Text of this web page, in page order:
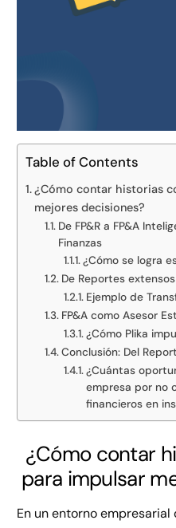
Table of Contents
¿Cómo contar historias
mejores decisiones?
De FP&R a FP&A
Finanzas
¿Cómo se logra
De Reportes
Ejemplo de
FP&A como Asesor
¿Cómo Plika
Conclusión: Del
¿Cuántas
empresa por no
financieros en
¿Cómo contar
para impulsar
En un entorno empresarial